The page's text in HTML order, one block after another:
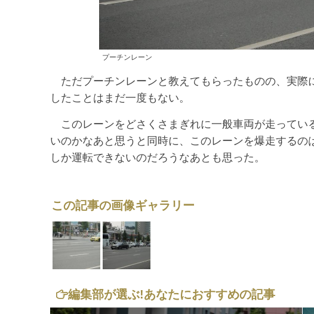
プーチンレーン
ただプーチンレーンと教えてもらったものの、実際
したことはまだ一度もない。
このレーンをどさくさまぎれに一般車両が走ってい
いのかなあと思うと同時に、このレーンを爆走するの
しか運転できないのだろうなあとも思った。
この記事の画像ギャラリー
編集部が選ぶ!あなたにおすすめの記事